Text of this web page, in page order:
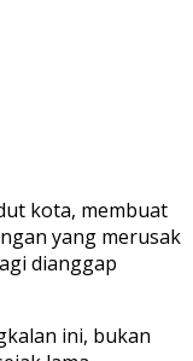
kota, membuat
yang merusak
dianggap
ini, bukan